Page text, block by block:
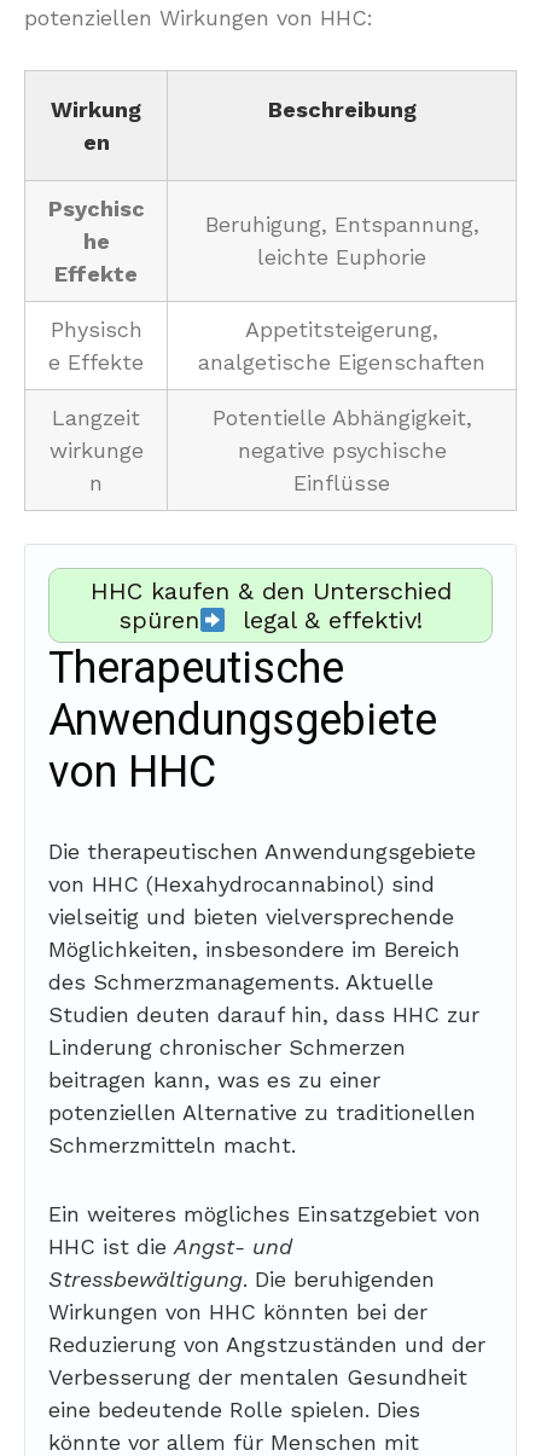
potenziellen Wirkungen von HHC:
Wirkung
en
Beschreibung
Psychisc
he
Effekte
Beruhigung, Entspannung,
leichte Euphorie
Physisch
e Effekte
Appetitsteigerung,
analgetische Eigenschaften
Langzeit
wirkunge
n
Potentielle Abhängigkeit,
negative psychische
Einflüsse
HHC kaufen & den Unterschied
spüren
legal & effektiv!
Therapeutische
Anwendungsgebiete
von HHC
Die therapeutischen Anwendungsgebiete
von HHC (Hexahydrocannabinol) sind
vielseitig und bieten vielversprechende
Möglichkeiten, insbesondere im Bereich
des Schmerzmanagements. Aktuelle
Studien deuten darauf hin, dass HHC zur
Linderung chronischer Schmerzen
beitragen kann, was es zu einer
potenziellen Alternative zu traditionellen
Schmerzmitteln macht.
Ein weiteres mögliches Einsatzgebiet von
HHC ist die Angst- und
Stressbewältigung. Die beruhigenden
Wirkungen von HHC könnten bei der
Reduzierung von Angstzuständen und der
Verbesserung der mentalen Gesundheit
eine bedeutende Rolle spielen. Dies
könnte vor allem für Menschen mit